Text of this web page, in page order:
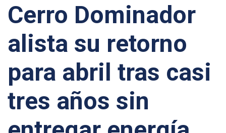
Cerro Dominador
alista su retorno
para abril tras casi
tres años sin